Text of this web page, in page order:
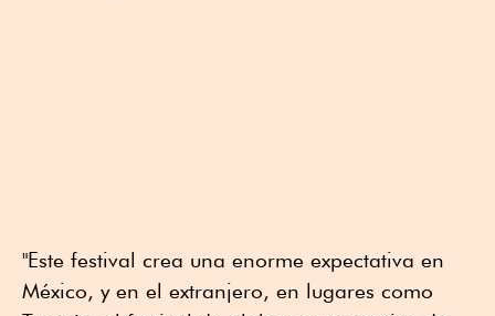
"Este festival crea una enorme expectativa en
México, y en el extranjero, en lugares como